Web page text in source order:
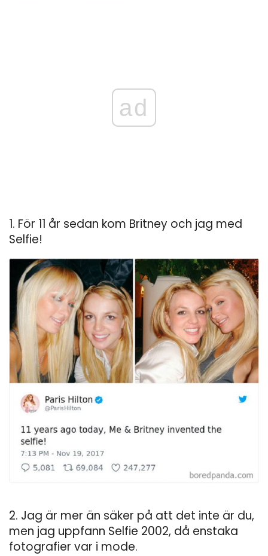
ad
1. För 11 år sedan kom Britney och jag med
Selfie!
2. Jag är mer än säker på att det inte är du,
men jag uppfann Selfie 2002, då enstaka
fotografier var i mode.